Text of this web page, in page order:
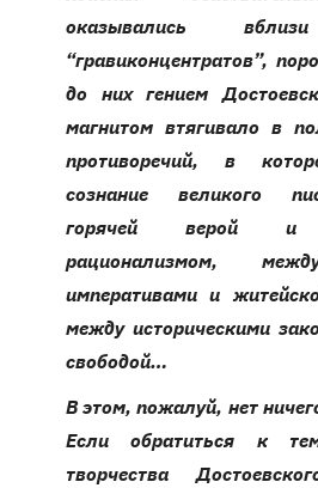
оказывались
“гравиконцентратов”,
до них гением
магнитом втягивало в
противоречий, в
сознание великого
горячей верой и
рационализмом,
императивами и
между историческими
свободой…
В этом, пожалуй, нет
Если обратиться к
творчества